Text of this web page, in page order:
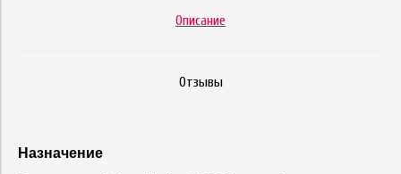
Описание
Отзывы
Назначение